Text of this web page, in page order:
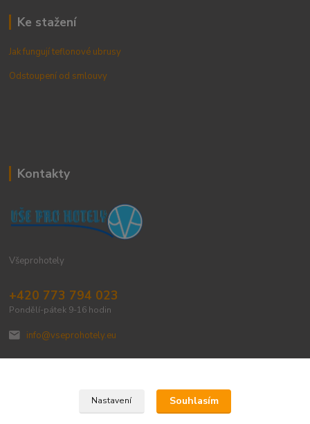
Ke stažení
Jak fungují teflonové ubrusy
Odstoupení od smlouvy
Kontakty
Všeprohotely
+420 773 794 023
Pondělí-pátek 9-16 hodin
info@vseprohotely.eu
Upravit sběr cookies.
Nastavení Souhlasím